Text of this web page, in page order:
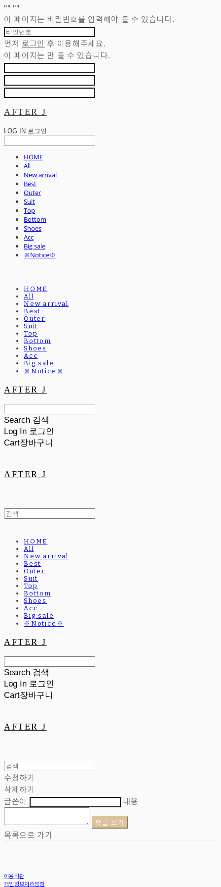
"" ""
이 페이지는 비밀번호를 입력해야 볼 수 있습니다.
먼저 로그인 후 이용해주세요.
이 페이지는 만 볼 수 있습니다.
AFTER J
LOG IN 로그인
HOME
All
New arrival
Best
Outer
Suit
Top
Bottom
Shoes
Acc
Big sale
※Notice※
HOME
All
New arrival
Best
Outer
Suit
Top
Bottom
Shoes
Acc
Big sale
※Notice※
AFTER J
Search 검색
Log In 로그인
Cart장바구니
AFTER J
HOME
All
New arrival
Best
Outer
Suit
Top
Bottom
Shoes
Acc
Big sale
※Notice※
AFTER J
Search 검색
Log In 로그인
Cart장바구니
AFTER J
수정하기
삭제하기
글쓴이
내용
댓글 쓰기
목록으로 가기
이용약관
개인정보처리방침